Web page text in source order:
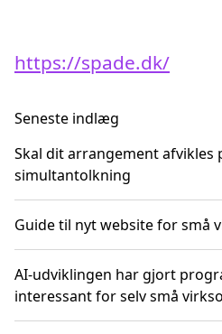
https://spade.dk/
Seneste indlæg
Skal dit arrangement afvikles
simultantolkning
Guide til nyt website for små
AI-udviklingen har gjort
interessant for selv små